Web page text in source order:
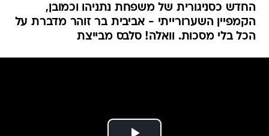
החדש כסניגורית של משפחת נתניהו וכמובן,
הקמפיין השערורייתי - אביבית בר זוהר מדברת על
הכל בלי מסכות. וואלה! סלבס מבייצת